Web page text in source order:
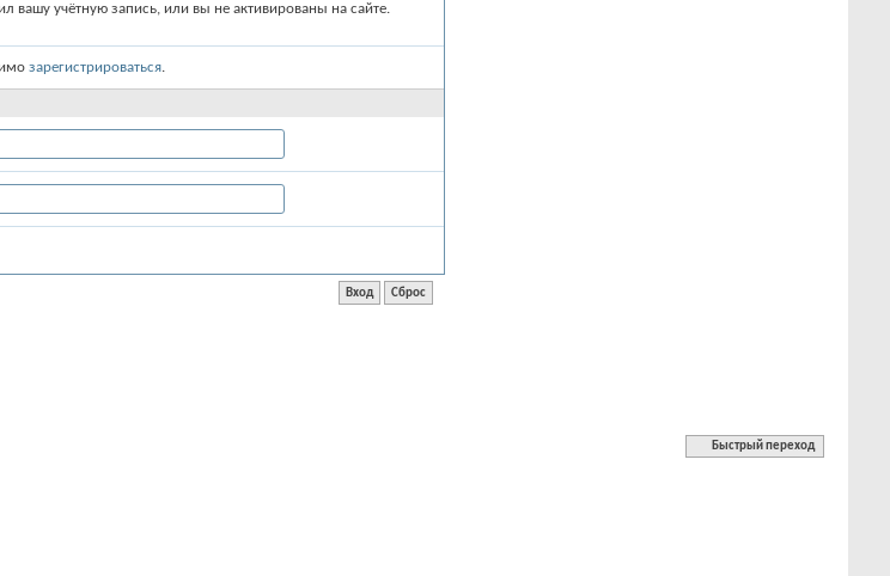
вашу учётную запись, или вы не активированы на сайте.
зарегистрироваться.
Быстрый переход